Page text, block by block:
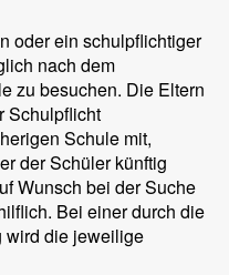
oder ein schulpflichtiger
nach dem
zu besuchen. Die Eltern
Schulpflicht
Schule mit,
der Schüler künftig
Wunsch bei der Suche
Bei einer durch die
wird die jeweilige